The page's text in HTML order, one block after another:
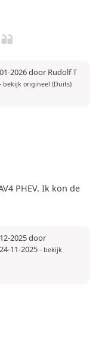
2026 door Rudolf T
bekijk origineel (Duits)
PHEV. Ik kon de
2025 door
11-2025- bekijk